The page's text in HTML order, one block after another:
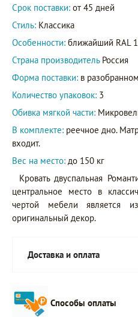
Срок поставки: от 45 дней
Стиль: Классика
Особенности: ближайший RAL
Страна производитель Россия
Форма поставки: в
Количество упаковок: 3
Обивка мягкой части:
В комплекте: реечное дно.
входит.
Вес на место: до 150 кг
Кровать двуспальная
центральное место в
чертой мебели является
оригинальный декор.
Доставка и оплата
Способы оплаты